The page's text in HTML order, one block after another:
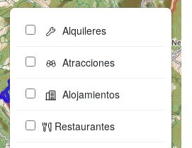
Alquileres
Atracciones
Alojamientos
Restaurantes